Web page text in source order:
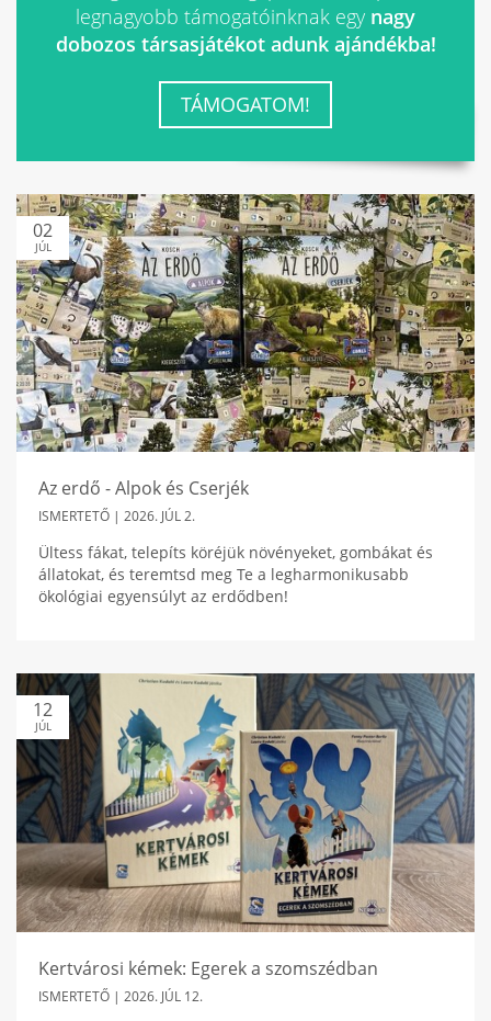
legnagyobb támogatóinknak egy nagy
dobozos társasjátékot adunk ajándékba!
TÁMOGATOM!
02
JÚL
Az erdő - Alpok és Cserjék
ISMERTETŐ | 2026. JÚL 2.
Ültess fákat, telepíts köréjük növényeket, gombákat és
állatokat, és teremtsd meg Te a legharmonikusabb
ökológiai egyensúlyt az erdődben!
12
JÚL
Kertvárosi kémek: Egerek a szomszédban
ISMERTETŐ | 2026. JÚL 12.